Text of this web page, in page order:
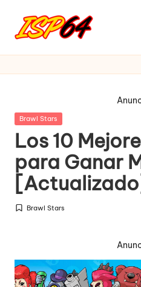
Saltar
contenido
I
S
6
4
Publicada
Brawl Stars
Los 10
para Ganar
Publicada
Brawl Stars